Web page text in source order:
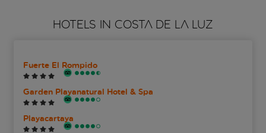
HOTELS IN COSTA DE LA LUZ
Fuerte El Rompido
Garden Playanatural Hotel & Spa
Playacartaya